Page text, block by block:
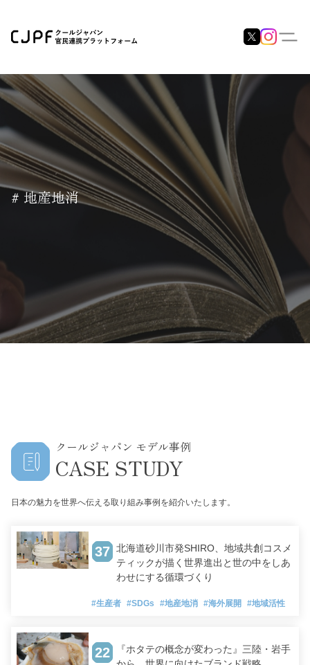
# 地産地消
クールジャパン モデル事例
CASE STUDY
日本の魅力を世界へ伝える取り組み事例を紹介いたします。
37 北海道砂川市発SHIRO、地域共創コスメ
ティックが描く世界進出と世の中をしあ
わせにする循環づくり
#生産者 #SDGs #地産地消 #海外展開 #地域活性
22
『ホタテの概念が変わった』三陸・岩手